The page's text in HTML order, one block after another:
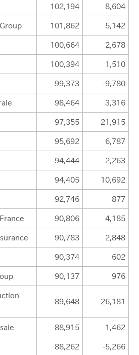
102,194 8,604
101,862 5,142
100,664 2,678
100,394 1,510
99,373 -9,780
98,464 3,316
97,355 21,915
95,692 6,787
94,444 2,263
94,405 10,692
92,746 877
90,806 4,185
90,783 2,848
90,374 602
90,137 976
89,648 26,181
88,915 1,462
88,262 -5,266